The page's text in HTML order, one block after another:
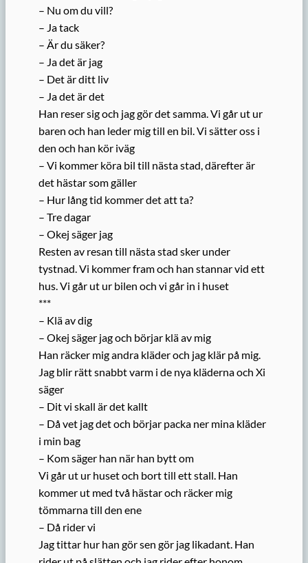
– Nu om du vill?
– Ja tack
– Är du säker?
– Ja det är jag
– Det är ditt liv
– Ja det är det
Han reser sig och jag gör det samma. Vi går ut ur
baren och han leder mig till en bil. Vi sätter oss i
den och han kör iväg
– Vi kommer köra bil till nästa stad, därefter är
det hästar som gäller
– Hur lång tid kommer det att ta?
– Tre dagar
– Okej säger jag
Resten av resan till nästa stad sker under
tystnad. Vi kommer fram och han stannar vid ett
hus. Vi går ut ur bilen och vi går in i huset
***
– Klä av dig
– Okej säger jag och börjar klä av mig
Han räcker mig andra kläder och jag klär på mig.
Jag blir rätt snabbt varm i de nya kläderna och Xi
säger
– Dit vi skall är det kallt
– Då vet jag det och börjar packa ner mina kläder
i min bag
– Kom säger han när han bytt om
Vi går ut ur huset och bort till ett stall. Han
kommer ut med två hästar och räcker mig
tömmarna till den ene
– Då rider vi
Jag tittar hur han gör sen gör jag likadant. Han